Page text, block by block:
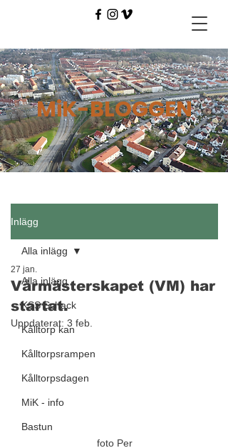
MiK-BLOGGEN
Inlägg
Alla inlägg
KSS Schack
Kålltorp kan
Kålltorpsrampen
Kålltorpsdagen
MiK - info
Bastun
Alla inlägg
Vårmästerskapet (VM) har
startat.
27 jan.
Uppdaterat: 3 feb.
foto Per